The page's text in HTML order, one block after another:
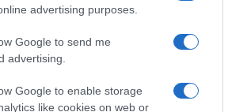
advertising purposes.
Google to send me
advertising.
Google to enable storage
like cookies on web or